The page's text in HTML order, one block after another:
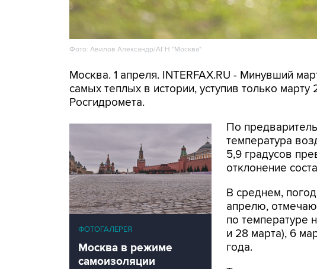
Фото: Авилов Александр/АГН "Москва"
Москва. 1 апреля. INTERFAX.RU - Минувший
самых теплых в истории, уступив только
Росгидромета.
ФОТОГАЛЕРЕЯ
Москва в режиме
самоизоляции
По
температура
5,9 градусов
отклонение
В среднем,
апрелю,
по температуре
и 28 марта), 6
года.